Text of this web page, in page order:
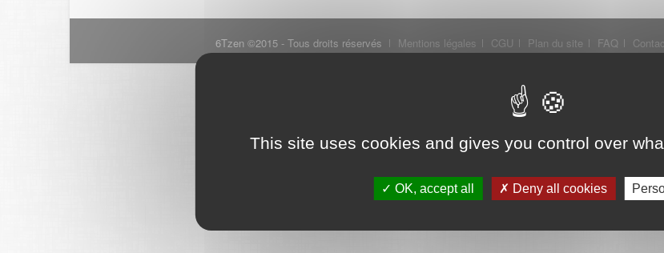
6Tzen ©2015 - Tous droits réservés Mentions légales CGU Plan du site FAQ
This site uses cookies and gives you control over
OK, accept all Deny all cookies